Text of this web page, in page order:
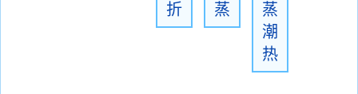
折
蒸
蒸
潮
热